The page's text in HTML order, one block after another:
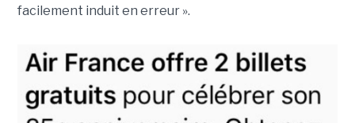
facilement induit en erreur ».